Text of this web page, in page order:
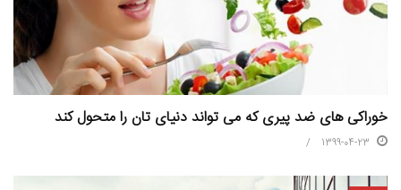
خوراکی های ضد پیری که می تواند دنیای تان را متحول کند
1399-04-23